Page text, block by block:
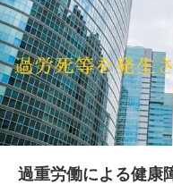
過重労働による健康